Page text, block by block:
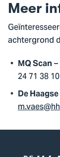
Meer
achtergrond
MQ Scan
24 71 38 10
De